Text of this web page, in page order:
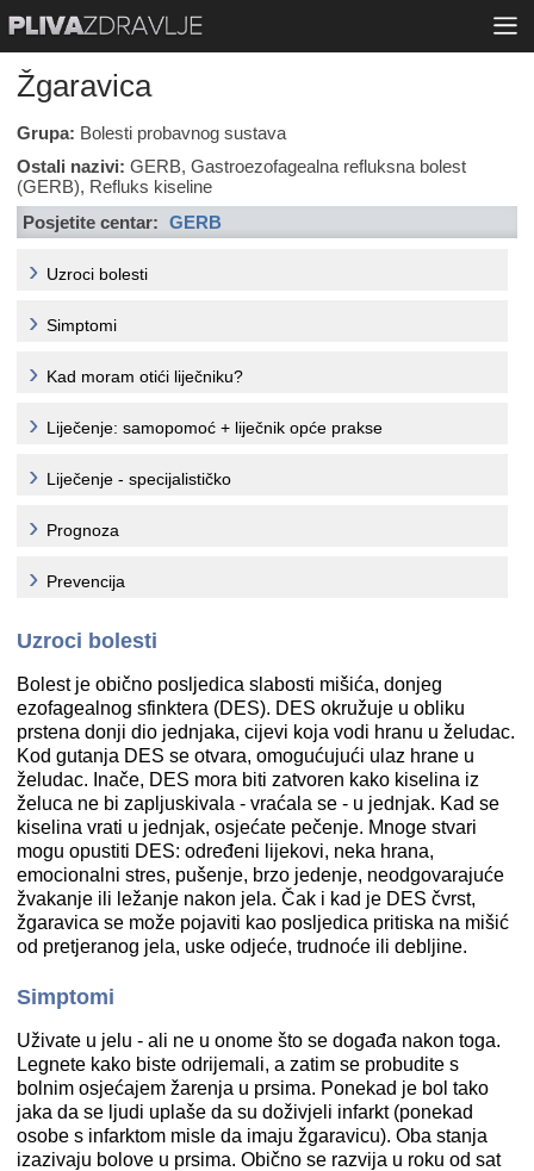
Žgaravica
Grupa: Bolesti probavnog sustava
Ostali nazivi: GERB, Gastroezofagealna refluksna bolest
(GERB), Refluks kiseline
Posjetite centar: GERB
Uzroci bolesti
Simptomi
Kad moram otići liječniku?
Liječenje: samopomoć + liječnik opće prakse
Liječenje - specijalističko
Prognoza
Prevencija
Uzroci bolesti
Bolest je obično posljedica slabosti mišića, donjeg
ezofagealnog sfinktera (DES). DES okružuje u obliku
prstena donji dio jednjaka, cijevi koja vodi hranu u želudac.
Kod gutanja DES se otvara, omogućujući ulaz hrane u
želudac. Inače, DES mora biti zatvoren kako kiselina iz
želuca ne bi zapljuskivala - vraćala se - u jednjak. Kad se
kiselina vrati u jednjak, osjećate pečenje. Mnoge stvari
mogu opustiti DES: određeni lijekovi, neka hrana,
emocionalni stres, pušenje, brzo jedenje, neodgovarajuće
žvakanje ili ležanje nakon jela. Čak i kad je DES čvrst,
žgaravica se može pojaviti kao posljedica pritiska na mišić
od pretjeranog jela, uske odjeće, trudnoće ili debljine.
Simptomi
Uživate u jelu - ali ne u onome što se događa nakon toga.
Legnete kako biste odrijemali, a zatim se probudite s
bolnim osjećajem žarenja u prsima. Ponekad je bol tako
jaka da se ljudi uplaše da su doživjeli infarkt (ponekad
osobe s infarktom misle da imaju žgaravicu). Oba stanja
izazivaju bolove u prsima. Obično se razvija u roku od sat